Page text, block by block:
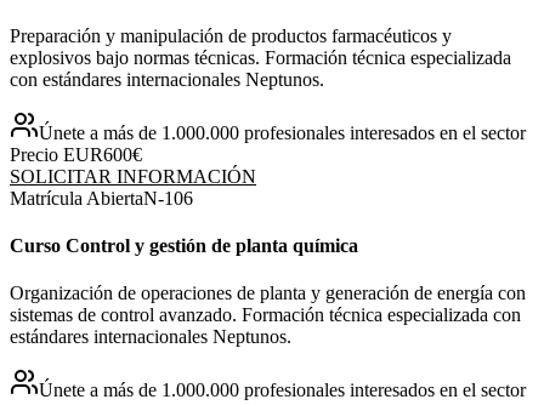
Preparación y manipulación de productos farmacéuticos y
explosivos bajo normas técnicas. Formación técnica especializada
con estándares internacionales Neptunos.
Únete a más de 1.000.000 profesionales interesados en el sector
Precio EUR600€
SOLICITAR INFORMACIÓN
Matrícula AbiertaN-106
Curso Control y gestión de planta química
Organización de operaciones de planta y generación de energía con
sistemas de control avanzado. Formación técnica especializada con
estándares internacionales Neptunos.
Únete a más de 1.000.000 profesionales interesados en el sector